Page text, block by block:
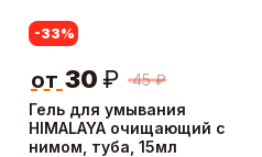
Гель для умывания
HIMALAYA очищающий с
нимом, туба, 15мл
-33%
45 ₽
от 30 ₽